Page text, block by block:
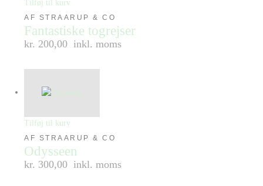
Tilføj til kurv
AF STRAARUP & CO
Fantastiske togrejser
kr. 200,00 inkl. moms
Tilføj til kurv
AF STRAARUP & CO
Odysseen
kr. 300,00 inkl. moms